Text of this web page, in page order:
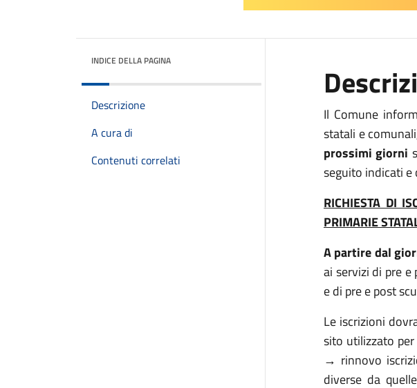
INDICE DELLA PAGINA
Descrizione
A cura di
Contenuti correlati
Il Comune
statali e
prossimi giorni
seguito indicati
RICHIESTA DI
PRIMARIE
A partire dal
ai servizi di pre
e di pre e post
Le iscrizioni
sito utilizzato
→ rinnovo
diverse da